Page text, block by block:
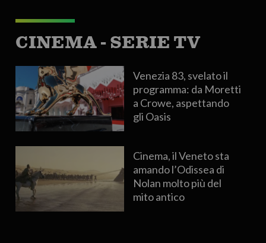
CINEMA - SERIE TV
Venezia 83, svelato il
programma: da Moretti
a Crowe, aspettando
gli Oasis
Cinema, il Veneto sta
amando l’Odissea di
Nolan molto più del
mito antico